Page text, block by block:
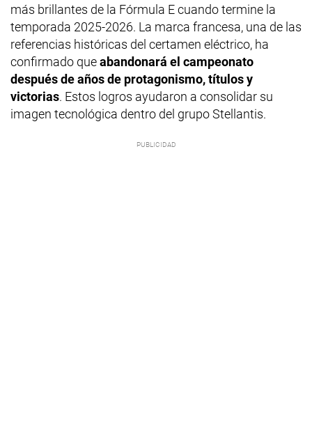
más brillantes de la Fórmula E cuando termine la
temporada 2025-2026. La marca francesa, una de las
referencias históricas del certamen eléctrico, ha
confirmado queabandonará el campeonato
después de años de protagonismo, títulos y
victorias. Estos logros ayudaron a consolidar su
imagen tecnológica dentro del grupo Stellantis.